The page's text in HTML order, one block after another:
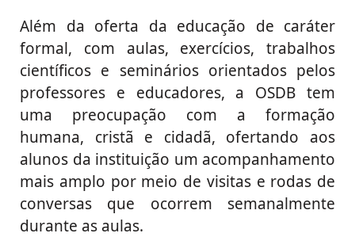
Além da oferta da educação de caráter
formal, com aulas, exercícios, trabalhos
científicos e seminários orientados pelos
professores e educadores, a OSDB tem
uma preocupação com a formação
humana, cristã e cidadã, ofertando aos
alunos da instituição um acompanhamento
mais amplo por meio de visitas e rodas de
conversas que ocorrem semanalmente
durante as aulas.